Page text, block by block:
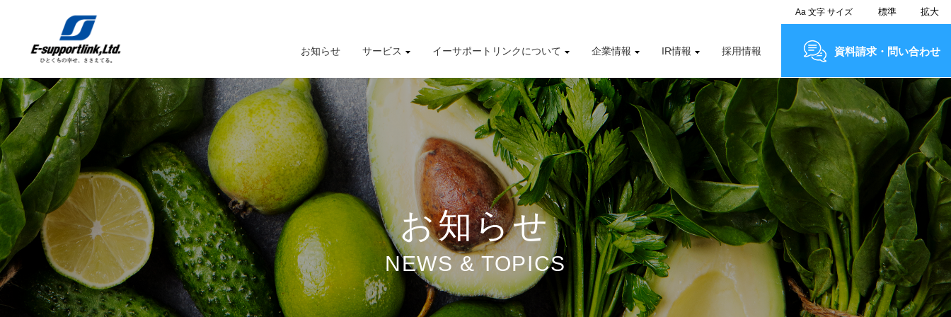
お知らせ サービス
サービスTOP
生鮮MDシステム
イーサポートリンクシステム
業務受託サービス（BPO）
農産物の生産・調達・販売
Marché+（マルシェプラス）
es-Marché（エスマルシェ）
イーサポートリンクについて
イーサポートリンクについてTOP
トップメッセージ
経営理念・経営ビジョン
コーポレートガバナンス
サスティナビリティへの取り組み
ブランドストーリー
企業情報
企業情報TOP
企業概要
事業所案内
関係会社
これまでの歩み
IR情報
IR情報TOP
IRニュース
IRカレンダー
IRライブラリー
株式情報
有価証券報告書
財務業績ハイライト
採用情報
Aa文字サイズ 標準 拡大
資料請求・問い合わせ
お知らせ
NEWS & TOPICS